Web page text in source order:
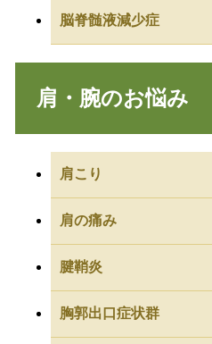
脳脊髄液減少症
肩・腕のお悩み
肩こり
肩の痛み
腱鞘炎
胸郭出口症状群